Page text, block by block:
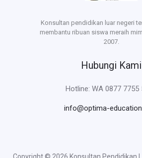
Konsultan pendidikan luar negeri
membantu ribuan siswa meraih
2007.
Hubungi Kami
Hotline: WA 0877 7755
info@optima-